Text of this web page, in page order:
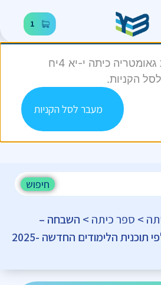
1
“לומדים לראות גאומטריה כיתה י-יא 4יח
הקניות.
מעבר לסל הקניות
חיפוש
> ספר כיתה > השבחה –
מתמטיקה לכיתה ב׳ לפי תוכנית הלימודים החדשה -2025